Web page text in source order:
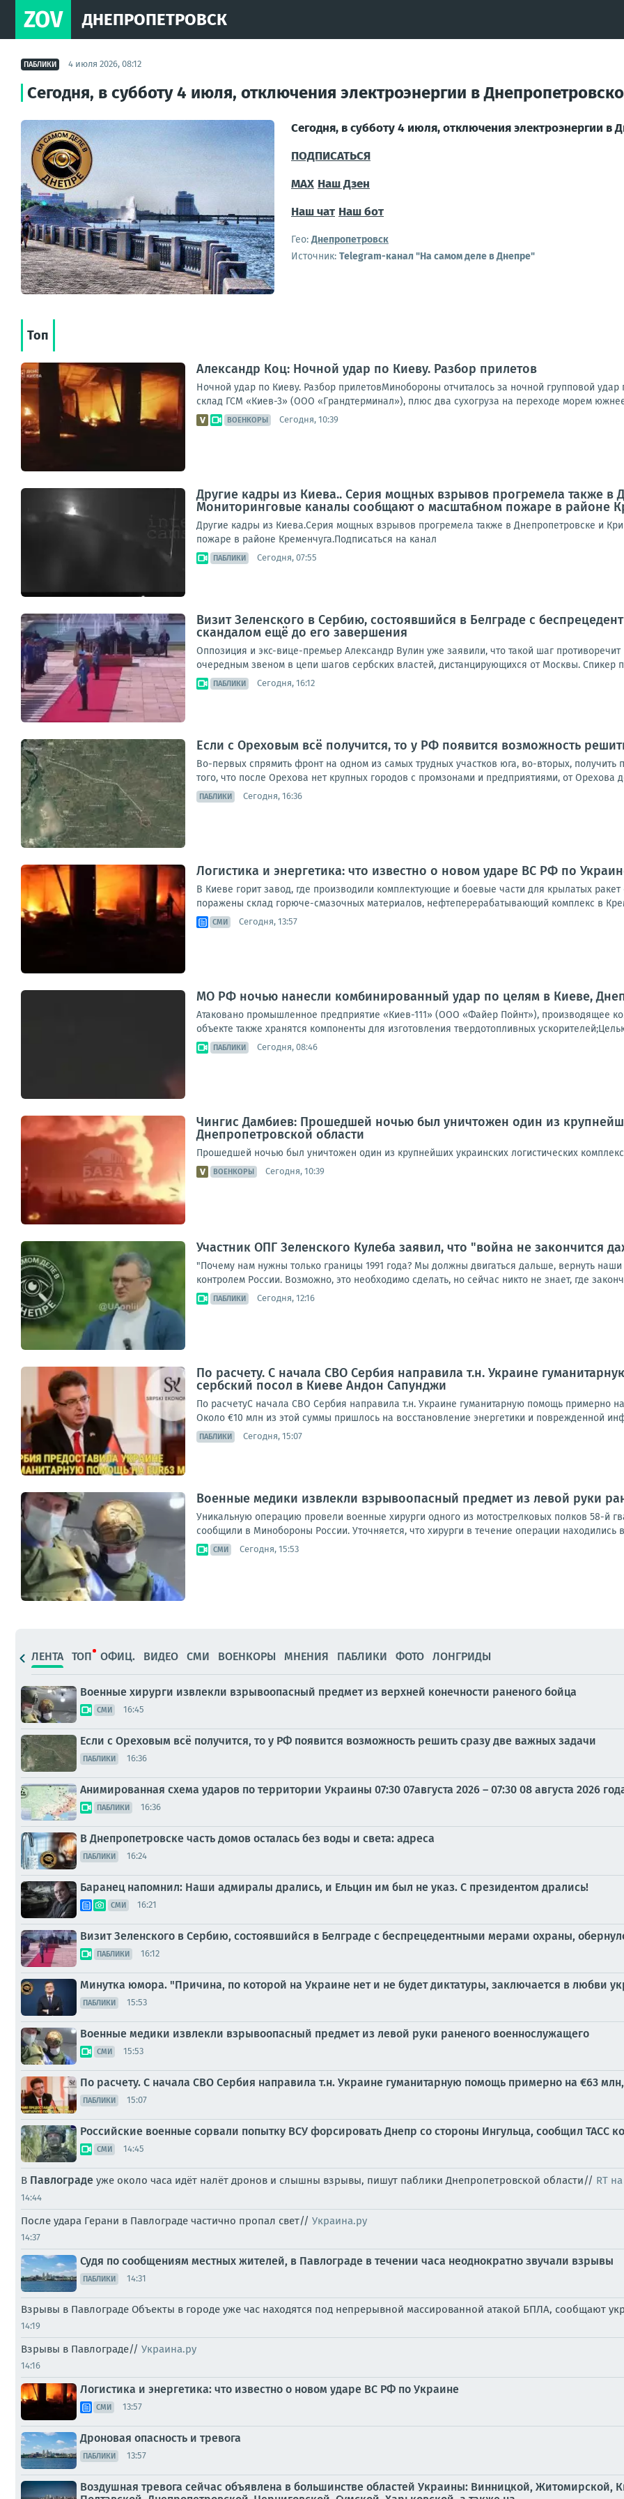
ZOV ДНЕПРОПЕТРОВСК
ПАБЛИКИ 4 июля 2026, 08:12
Сегодня, в субботу 4 июля, отключения электроэнергии в
Сегодня, в субботу 4 июля, отключения электроэнергии в
ПОДПИСАТЬСЯ
MAX Наш Дзен
Наш чат Наш бот
Гео:Днепропетровск
Источник: Telegram-канал "На самом деле в Днепре"
Топ
Александр Коц: Ночной удар по Киеву. Разбор прилетов
Ночной удар по Киеву. Разбор прилетовМинобороны отчиталось за ночной групповой
склад ГСМ «Киев-3» (ООО «Грандтерминал»), плюс два сухогруза на переходе морем
ВОЕНКОРЫ Сегодня, 10:39
Другие кадры из Киева.. Серия мощных взрывов прогремела также в
Мониторинговые каналы сообщают о масштабном пожаре в районе
Другие кадры из Киева.Серия мощных взрывов прогремела также в Днепропетровске и
пожаре в районе Кременчуга.Подписаться на канал
ПАБЛИКИ Сегодня, 07:55
Визит Зеленского в Сербию, состоявшийся в Белграде с
скандалом ещё до его завершения
Оппозиция и экс-вице-премьер Александр Вулин уже заявили, что такой шаг
очередным звеном в цепи шагов сербских властей, дистанцирующихся от Москвы. Спикер
ПАБЛИКИ Сегодня, 16:12
Если с Ореховым всё получится, то у РФ появится возможность
Во-первых спрямить фронт на одном из самых трудных участков юга, во-вторых,
того, что после Орехова нет крупных городов с промзонами и предприятиями, от Орехова
ПАБЛИКИ Сегодня, 16:36
Логистика и энергетика: что известно о новом ударе ВС РФ по
В Киеве горит завод, где производили комплектующие и боевые части для крылатых
поражены склад горюче-смазочных материалов, нефтеперерабатывающий комплекс в
СМИ Сегодня, 13:57
МО РФ ночью нанесли комбинированный удар по целям в Киеве,
Атаковано промышленное предприятие «Киев-111» (ООО «Файер Пойнт»), производящее
объекте также хранятся компоненты для изготовления твердотопливных
ПАБЛИКИ Сегодня, 08:46
Чингис Дамбиев: Прошедшей ночью был уничтожен один из
Днепропетровской области
Прошедшей ночью был уничтожен один из крупнейших украинских логистических
ВОЕНКОРЫ Сегодня, 10:39
Участник ОПГ Зеленского Кулеба заявил, что "война не закончится
"Почему нам нужны только границы 1991 года? Мы должны двигаться дальше, вернуть
контролем России. Возможно, это необходимо сделать, но сейчас никто не знает, где
ПАБЛИКИ Сегодня, 12:16
По расчету. С начала СВО Сербия направила т.н. Украине
сербский посол в Киеве Андон Сапунджи
По расчетуС начала СВО Сербия направила т.н. Украине гуманитарную помощь примерно
Около €10 млн из этой суммы пришлось на восстановление энергетики и поврежденной
ПАБЛИКИ Сегодня, 15:07
Военные медики извлекли взрывоопасный предмет из левой руки
Уникальную операцию провели военные хирурги одного из мотострелковых полков 58-й
сообщили в Минобороны России. Уточняется, что хирурги в течение операции находились
СМИ Сегодня, 15:53
ЛЕНТА ТОП ОФИЦ. ВИДЕО СМИ ВОЕНКОРЫ МНЕНИЯ ПАБЛИКИ ФОТО ЛОНГРИДЫ
Военные хирурги извлекли взрывоопасный предмет из верхней конечности раненого бойца
СМИ 16:45
Если с Ореховым всё получится, то у РФ появится возможность решить сразу две важных задачи
ПАБЛИКИ 16:36
Анимированная схема ударов по территории Украины 07:30 07августа 2026 – 07:30 08 августа 2026
ПАБЛИКИ 16:36
В Днепропетровске часть домов осталась без воды и света: адреса
ПАБЛИКИ 16:24
Баранец напомнил: Наши адмиралы дрались, и Ельцин им был не указ. С президентом дрались!
СМИ 16:21
Визит Зеленского в Сербию, состоявшийся в Белграде с беспрецедентными мерами охраны,
ПАБЛИКИ 16:12
Минутка юмора. "Причина, по которой на Украине нет и не будет диктатуры, заключается в любви
ПАБЛИКИ 15:53
Военные медики извлекли взрывоопасный предмет из левой руки раненого военнослужащего
СМИ 15:53
По расчету. С начала СВО Сербия направила т.н. Украине гуманитарную помощь примерно на €63
ПАБЛИКИ 15:07
Российские военные сорвали попытку ВСУ форсировать Днепр со стороны Ингульца, сообщил ТАСС
СМИ 14:45
В Павлограде уже около часа идёт налёт дронов и слышны взрывы, пишут паблики Днепропетровской области// RT
14:44
После удара Герани в Павлограде частично пропал свет// Украина.ру
14:37
Судя по сообщениям местных жителей, в Павлограде в течении часа неоднократно звучали взрывы
ПАБЛИКИ 14:31
Взрывы в Павлограде Объекты в городе уже час находятся под непрерывной массированной атакой БПЛА, сообщают
14:19
Взрывы в Павлограде// Украина.ру
14:16
Логистика и энергетика: что известно о новом ударе ВС РФ по Украине
СМИ 13:57
Дроновая опасность и тревога
ПАБЛИКИ 13:57
Воздушная тревога сейчас объявлена в большинстве областей Украины: Винницкой, Житомирской,